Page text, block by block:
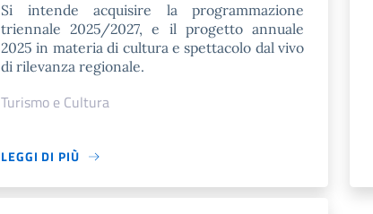
Si intende acquisire la programmazione
triennale 2025/2027, e il progetto annuale
2025 in materia di cultura e spettacolo dal vivo
di rilevanza regionale.
Turismo e Cultura
LEGGI DI PIÙ